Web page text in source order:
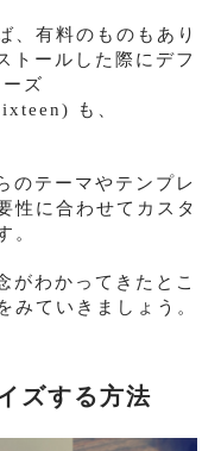
、有料のものもあり
トールした際にデフ
ズ
も、
のテーマやテンプレ
性に合わせてカスタ
。
がわかってきたとこ
みていきましょう。
ズする方法